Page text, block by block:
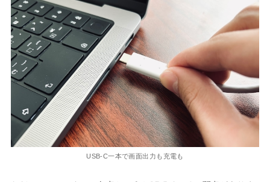
USB-C一本で画面出力も充電も